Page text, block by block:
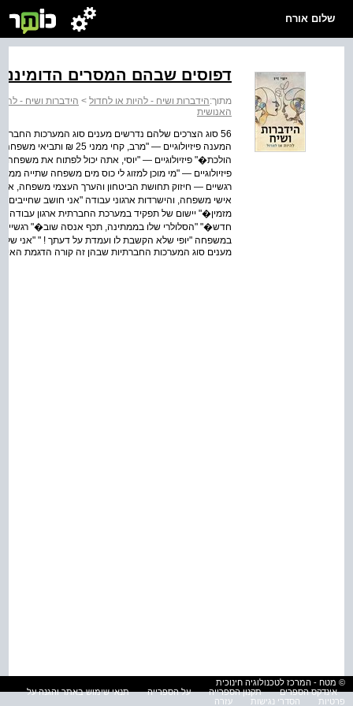
שלום אורח
דפוסים שבהם המסרים
מתוך:הידברות ושיח - להיות או לחדול > הידברות ושיח -
האנושית
56 סוג הצרכים שלהם נדרשים מענים סוג המערכות
המענה פיזיולוגיים —
הולכת�" פיזיולוגיים — "יוסי, אתה יכול לפתוח את
פיזיולוגיים — "מי מוכן למזוג לי כוס מים משפחה שתייה
רגשיים — חיזוק תחושת הביטחון והערך העצמי משפחה,
אישי משפחה, והישרדות ארגוני עבודה "אני חושב שחייבים
מזמין�" יישום של תפקיד במערכת החברתית ארגון עבודה
חדש�" "הסלולרי שלו בממתינה, תכף אנסה שוב�" רגשיים
מענים סוג המערכות החברתיות שבהן זה קורה הדגמת
© מטח - המרכז לטכנולוגיה חינוכית
אינדקס הספרים
תקנון הספרייה על הספרייה
תנאי שימוש באתר והגנה על
פרטיות
הסדרי נגישות עזרה